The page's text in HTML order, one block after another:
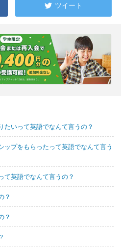
ツイート
たいって英語でなんて言うの？
ップをもらったって英語でなんて言う
て英語でなんて言うの？
？
？